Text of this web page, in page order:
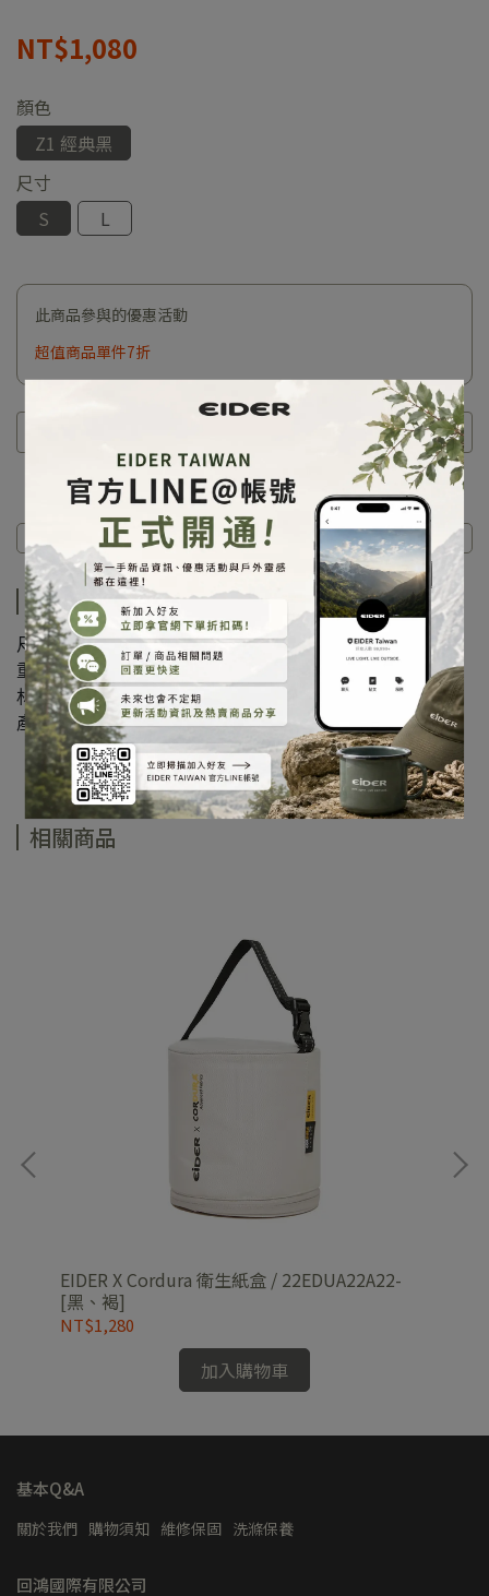
NT$1,080
顏色
Z1 經典黑
尺寸
S
L
此商品參與的優惠活動
超值商品單件7折
商品介紹
商品介紹
尺寸：S : 23.4 x 8.6 / M : 25.2 x 9.8 / L : 25.8 x 10.2
重量：42g
材質：聚酯纖維 100%
產地：越南
相關商品
EIDER X Cordura 衛生紙盒 / 22EDUA22A22-
[黑、褐]
NT$1,280
加入購物車
基本Q&A
關於我們 購物須知 維修保固 洗滌保養
回鴻國際有限公司